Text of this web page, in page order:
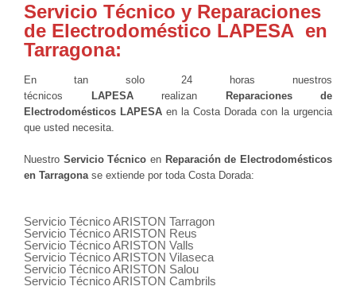
Servicio Técnico y Reparaciones
de Electrodoméstico LAPESA en
Tarragona:
En tan solo 24 horas nuestros
técnicos
LAPESArealizan
Reparaciones de
Electrodomésticos LAPESA en la Costa Dorada con la urgencia
que usted necesita.
Nuestro Servicio Técnico en Reparación de Electrodomésticos
en Tarragonase extiende por toda Costa Dorada:
Servicio Técnico ARISTON Tarragon
Servicio Técnico ARISTON Reus
Servicio Técnico ARISTON Valls
Servicio Técnico ARISTON Vilaseca
Servicio Técnico ARISTON Salou
Servicio Técnico ARISTON Cambrils